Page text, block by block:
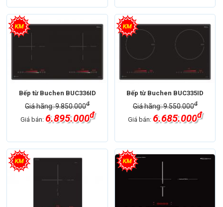
Bếp từ Buchen BUC336ID
Giá hãng: 9.850.000đ
Giá bán: 6.895.000đ
Bếp từ Buchen BUC335ID
Giá hãng: 9.550.000đ
Giá bán:6.685.000đ